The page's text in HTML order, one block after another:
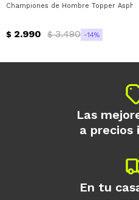
Championes de Hombre Topper
$ 2.990 $ 3.490 14
Las
a precios
En tu
Día Mes